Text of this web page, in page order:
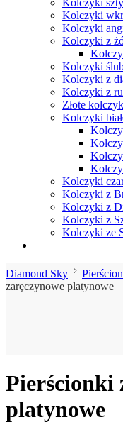
Kolczyki
Kolczyki
Kolczyki
Kolczyki z
Kolczyki
Kolczyki z
Kolczyki z
Złote
Kolczyki
Kolczyki
Kolczyki z
Kolczyki z
Kolczyki z
Kolczyki ze
Diamond Sky
zaręczynowe platynowe
Pierścionki
platynowe